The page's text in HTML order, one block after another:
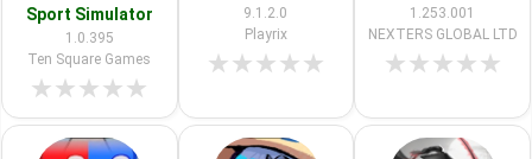
Sport Simulator
1.0.395
Ten Square Games
★★★★★
9.1.2.0
Playrix
★★★★★
1.253.001
NEXTERS GLOBAL LTD
★★★★★